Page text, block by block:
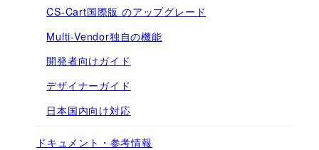
CS-Cart国際版 のアップグレード
Multi-Vendor独自の機能
開発者向けガイド
デザイナーガイド
日本国内向け対応
ドキュメント・参考情報